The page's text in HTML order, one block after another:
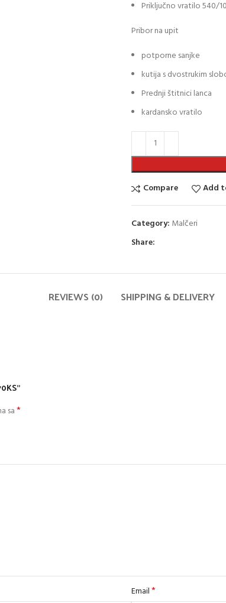
Priključno vratilo 540/
Pribor na upit
potporne sanjke
kutija s dvostrukim
Prednji štitnici lanca
kardansko vratilo
Compare
Add
Category: Malčeri
Share:
REVIEWS (0) SHIPPING & DELIVERY
sa*
Email*